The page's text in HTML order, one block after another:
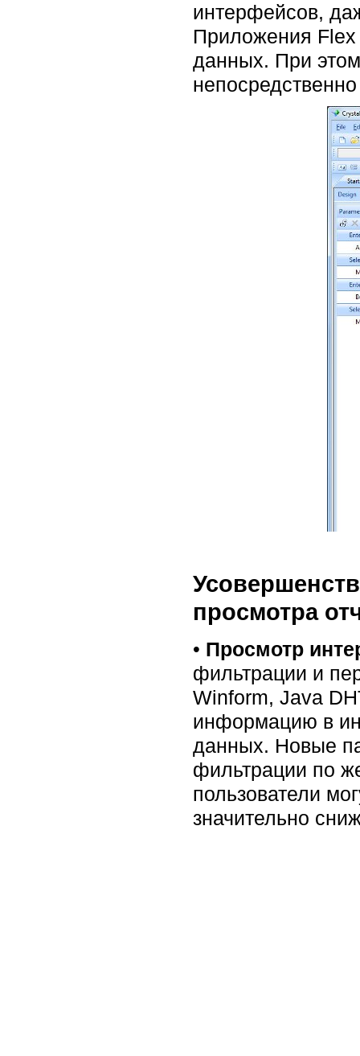
интерфейсов,
Приложения Flex
данных. При
просмотра
• Просмотр
фильтрации и
Winform, Java
информацию в
данных. Новые
фильтрации по
пользователи
значительно